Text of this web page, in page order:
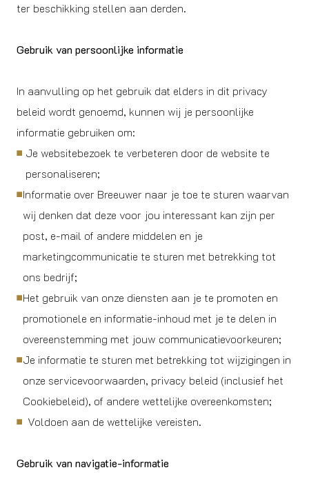
ter beschikking stellen aan derden.
Gebruik van persoonlijke informatie
In aanvulling op het gebruik dat elders in dit privacy
beleid wordt genoemd, kunnen wij je persoonlijke
informatie gebruiken om:
Je websitebezoek te verbeteren door de website te
personaliseren;
Informatie over Breeuwer naar je toe te sturen waarvan
wij denken dat deze voor jou interessant kan zijn per
post, e-mail of andere middelen en je
marketingcommunicatie te sturen met betrekking tot
ons bedrijf;
Het gebruik van onze diensten aan je te promoten en
promotionele en informatie-inhoud met je te delen in
overeenstemming met jouw communicatievoorkeuren;
Je informatie te sturen met betrekking tot wijzigingen in
onze servicevoorwaarden, privacy beleid (inclusief het
Cookiebeleid), of andere wettelijke overeenkomsten;
Voldoen aan de wettelijke vereisten.
Gebruik van navigatie-informatie